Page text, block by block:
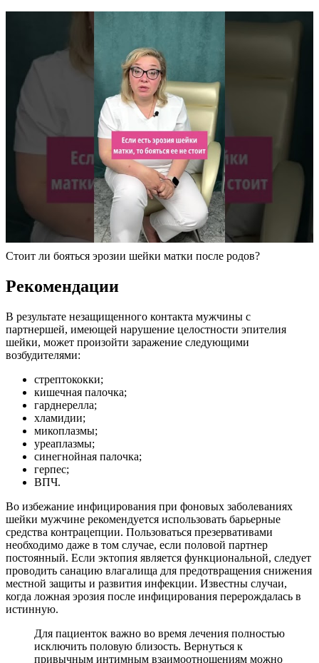
Стоит ли бояться эрозии шейки матки после родов?
Рекомендации
В результате незащищенного контакта мужчины с
партнершей, имеющей нарушение целостности эпителия
шейки, может произойти заражение следующими
возбудителями:
стрептококки;
кишечная палочка;
гарднерелла;
хламидии;
микоплазмы;
уреаплазмы;
синегнойная палочка;
герпес;
ВПЧ.
Во избежание инфицирования при фоновых заболеваниях
шейки мужчине рекомендуется использовать барьерные
средства контрацепции. Пользоваться презервативами
необходимо даже в том случае, если половой партнер
постоянный. Если эктопия является функциональной, следует
проводить санацию влагалища для предотвращения снижения
местной защиты и развития инфекции. Известны случаи,
когда ложная эрозия после инфицирования перерождалась в
истинную.
Для пациенток важно во время лечения полностью
исключить половую близость. Вернуться к
привычным интимным взаимоотношениям можно